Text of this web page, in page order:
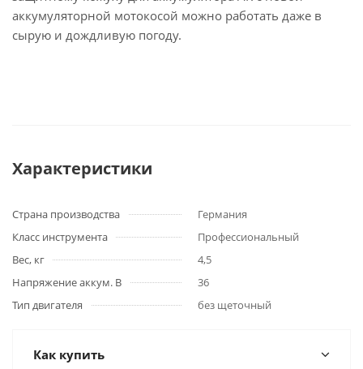
аккумуляторной мотокосой можно работать даже в
сырую и дождливую погоду.
Характеристики
Страна производства
Германия
Класс инструмента
Профессиональный
Вес, кг
4,5
Напряжение аккум. В
36
Тип двигателя
без щеточный
Как купить